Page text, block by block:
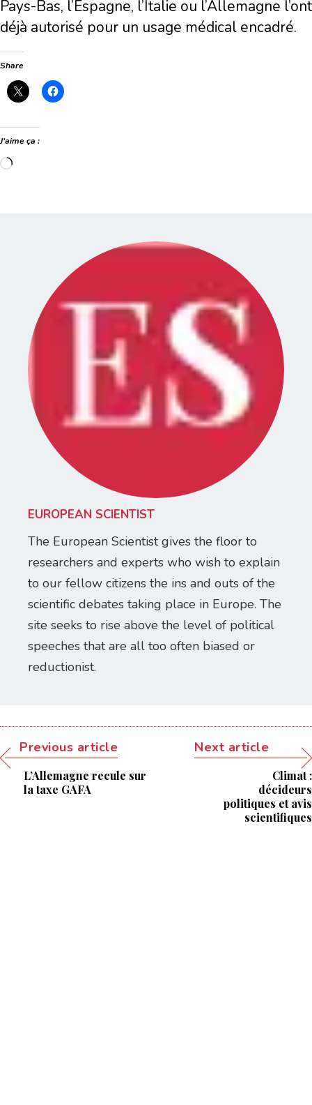
Pays-Bas, l’Espagne, l’Italie ou l’Allemagne l’ont
déjà autorisé pour un usage médical encadré.
Share
J’aime ça :
Chargement…
EUROPEAN SCIENTIST
The European Scientist gives the floor to
researchers and experts who wish to explain
to our fellow citizens the ins and outs of the
scientific debates taking place in Europe. The
site seeks to rise above the level of political
speeches that are all too often biased or
reductionist.
Previous article
L’Allemagne recule sur
la taxe GAFA
Next article
Climat :
décideurs
politiques et avis
scientifiques